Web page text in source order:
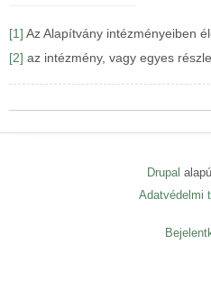
[1] Az Alapítvány intézményeiben
[2] az intézmény, vagy egyes
Drupal
Adatvédelmi